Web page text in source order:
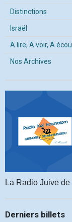
Distinctions
Israël
A lire, A voir, A
Nos Archives
La Radio Juive
Derniers billets